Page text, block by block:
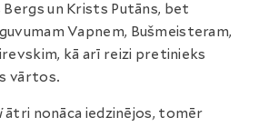
Bergs un Krists Putāns, bet
Vapnem, Bušmeisteram,
kā arī reizi pretinieks
vārtos.
ātri nonāca iedzinējos, tomēr